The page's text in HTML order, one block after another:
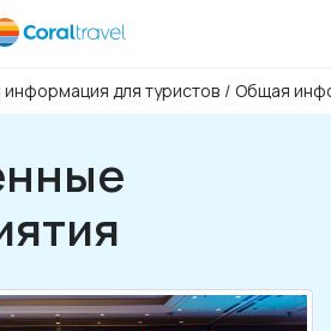
для туристов / Общая